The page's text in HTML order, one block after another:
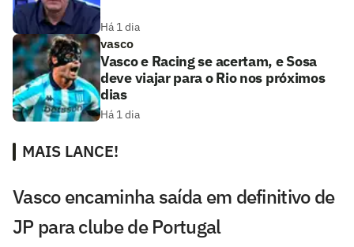
Há 1 dia
vasco
Vasco e Racing se acertam, e Sosa
deve viajar para o Rio nos próximos
dias
Há 1 dia
MAIS LANCE!
Vasco encaminha saída em definitivo de
JP para clube de Portugal